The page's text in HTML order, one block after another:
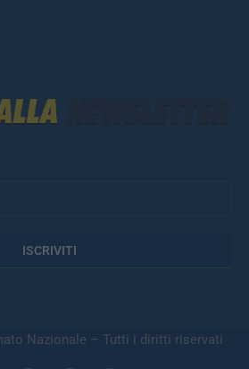
Nazionale – Tutti i diritti riservati